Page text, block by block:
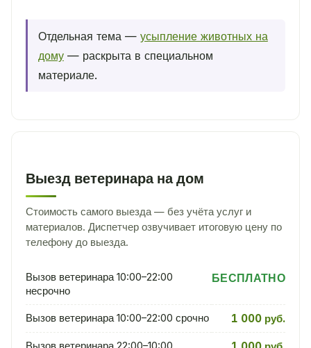
Отдельная тема — усыпление животных на
дому— раскрыта в специальном
материале.
Выезд ветеринара на дом
Стоимость самого выезда — без учёта услуг и
материалов. Диспетчер озвучивает итоговую цену по
телефону до выезда.
Вызов ветеринара 10:00–22:00
несрочно
БЕСПЛАТНО
Вызов ветеринара 10:00–22:00 срочно 1 000 руб.